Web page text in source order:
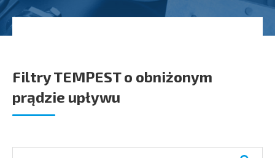
Filtry TEMPEST o obniżonym
prądzie upływu